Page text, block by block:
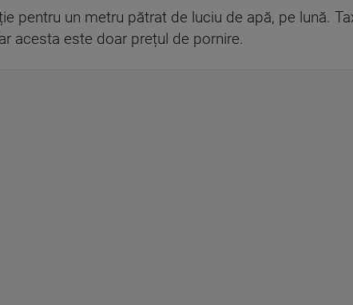
pentru un metru pătrat de luciu de apă, pe lună.
acesta este doar prețul de pornire.